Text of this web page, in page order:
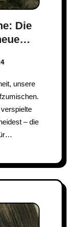
Die
– die